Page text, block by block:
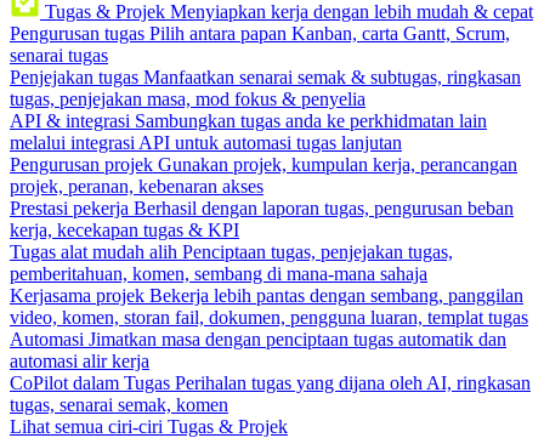
Tugas & Projek Menyiapkan kerja dengan lebih mudah & cepat
Pengurusan tugas Pilih antara papan Kanban, carta Gantt, Scrum,
senarai tugas
Penjejakan tugas Manfaatkan senarai semak & subtugas, ringkasan
tugas, penjejakan masa, mod fokus & penyelia
API & integrasi Sambungkan tugas anda ke perkhidmatan lain
melalui integrasi API untuk automasi tugas lanjutan
Pengurusan projek Gunakan projek, kumpulan kerja, perancangan
projek, peranan, kebenaran akses
Prestasi pekerja Berhasil dengan laporan tugas, pengurusan beban
kerja, kecekapan tugas & KPI
Tugas alat mudah alih Penciptaan tugas, penjejakan tugas,
pemberitahuan, komen, sembang di mana-mana sahaja
Kerjasama projek Bekerja lebih pantas dengan sembang, panggilan
video, komen, storan fail, dokumen, pengguna luaran, templat tugas
Automasi Jimatkan masa dengan penciptaan tugas automatik dan
automasi alir kerja
CoPilot dalam Tugas Perihalan tugas yang dijana oleh AI, ringkasan
tugas, senarai semak, komen
Lihat semua ciri-ciri Tugas & Projek